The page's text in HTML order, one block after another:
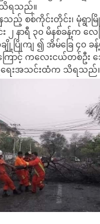
သိရသည်။
သည့် စစ်ကိုင်းတိုင်း၊ မုံရွာ
၂ နာရီ ၃၀ မိနစ်ခန့်က လ
ပြိုကျ ၍ အိမ်ခြေ ၄၀ ခန့်ပ
ောင့် ကလေးငယ်တစ်ဦး သ
ေးအသင်းထံက သိရသည်